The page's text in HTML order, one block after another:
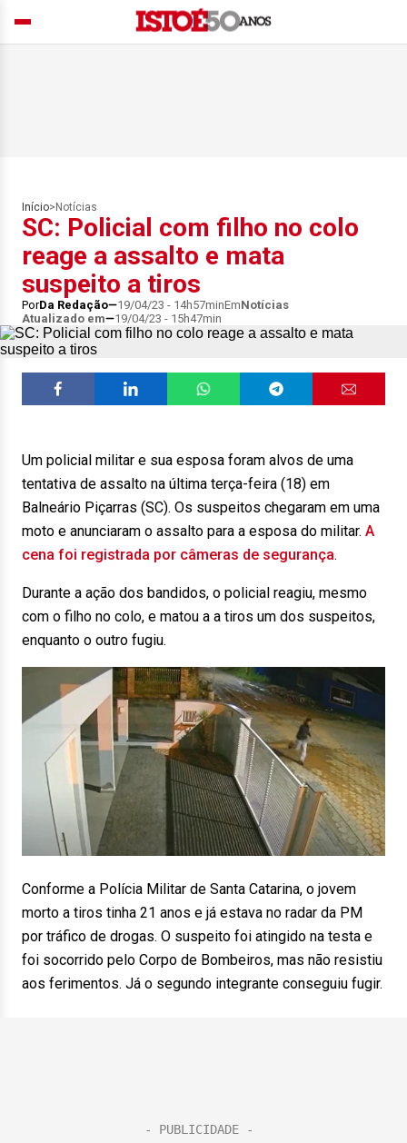
Início> Notícias
SC: Policial com filho no colo
reage a assalto e mata
suspeito a tiros
PorDa Redação 19/04/23 - 14h57minEmNotícias
Atualizado em
19/04/23 - 15h47min
Um policial militar e sua esposa foram alvos de uma
tentativa de assalto na última terça-feira (18) em
Balneário Piçarras (SC). Os suspeitos chegaram em uma
moto e anunciaram o assalto para a esposa do militar. A
cena foi registrada por câmeras de segurança.
Durante a ação dos bandidos, o policial reagiu, mesmo
com o filho no colo, e matou a a tiros um dos suspeitos,
enquanto o outro fugiu.
Conforme a Polícia Militar de Santa Catarina, o jovem
morto a tiros tinha 21 anos e já estava no radar da PM
por tráfico de drogas. O suspeito foi atingido na testa e
foi socorrido pelo Corpo de Bombeiros, mas não resistiu
aos ferimentos. Já o segundo integrante conseguiu fugir.